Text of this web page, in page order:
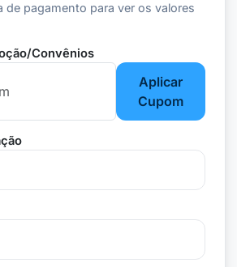
de pagamento para ver os valores
Convênios
Aplicar
Cupom